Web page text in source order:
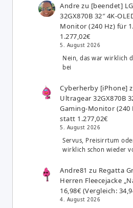
Andre zu [beendet]
32GX870B 32″ 4K-
Monitor (240 Hz) für
1.277,02€
5. August 2026
Nein, das war wirklich
bei
Cyberherby [iPhone]
Ultragear 32GX870B
Gaming-Monitor (240
statt 1.277,02€
5. August 2026
Servus, Preisirrtum
wirklich schon wieder
Andre81 zu Regatta
Herren Fleecejacke
16,98€ (Vergleich:
4. August 2026